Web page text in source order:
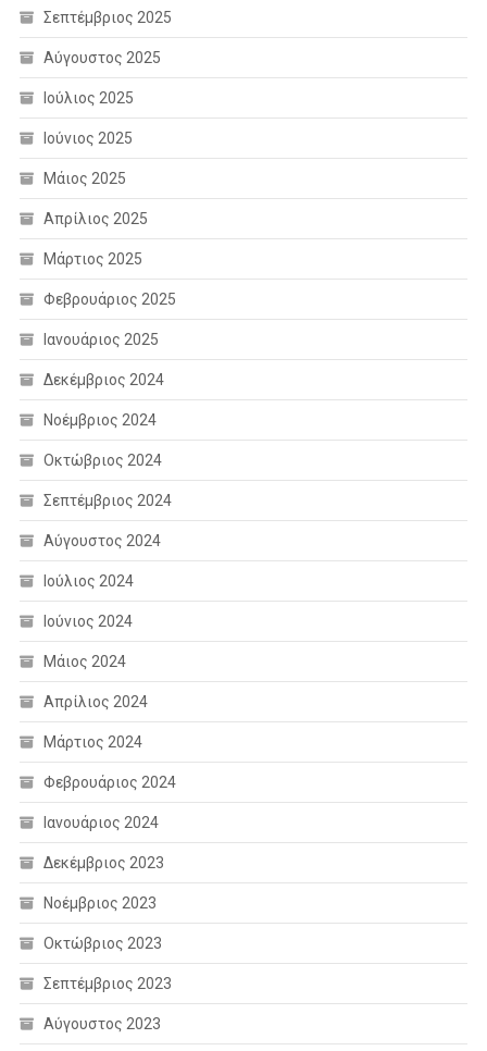
Σεπτέμβριος 2025
Αύγουστος 2025
Ιούλιος 2025
Ιούνιος 2025
Μάιος 2025
Απρίλιος 2025
Μάρτιος 2025
Φεβρουάριος 2025
Ιανουάριος 2025
Δεκέμβριος 2024
Νοέμβριος 2024
Οκτώβριος 2024
Σεπτέμβριος 2024
Αύγουστος 2024
Ιούλιος 2024
Ιούνιος 2024
Μάιος 2024
Απρίλιος 2024
Μάρτιος 2024
Φεβρουάριος 2024
Ιανουάριος 2024
Δεκέμβριος 2023
Νοέμβριος 2023
Οκτώβριος 2023
Σεπτέμβριος 2023
Αύγουστος 2023